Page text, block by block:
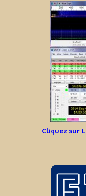
Cliquez sur